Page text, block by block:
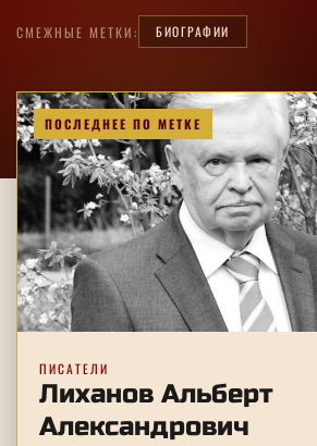
СМЕЖНЫЕ МЕТКИ: БИОГРАФИИ
ПОСЛЕДНЕЕ ПО МЕТКЕ
ПИСАТЕЛИ
Лиханов Альберт
Александрович